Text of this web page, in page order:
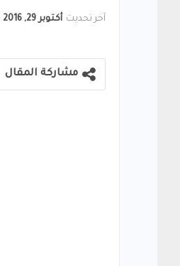
آخر تحديث أكتوبر 29, 2016
مشاركة المقال